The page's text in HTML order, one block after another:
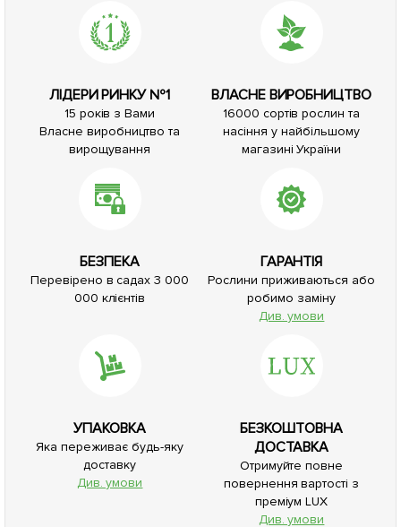
ЛІДЕРИ РИНКУ №1
15 років з Вами
Власне виробництво та
вирощування
ВЛАСНЕ ВИРОБНИЦТВО
16000 сортів рослин та
насіння у найбільшому
магазині України
БЕЗПЕКА
Перевірено в садах 3 000
000 клієнтів
ГАРАНТІЯ
Рослини приживаються або
робимо заміну
Див. умови
УПАКОВКА
Яка переживає будь-яку
доставку
Див. умови
БЕЗКОШТОВНА
ДОСТАВКА
Отримуйте повне
повернення вартості з
преміум LUX
Див. умови